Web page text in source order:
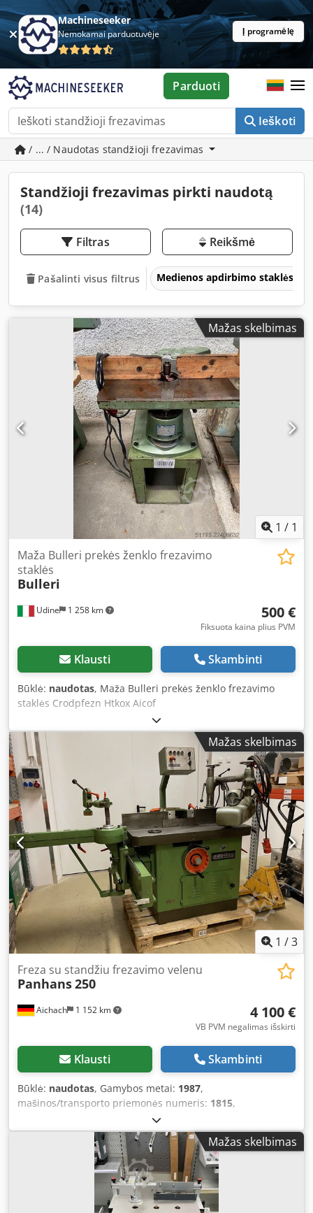
Machineseeker
Nemokamai parduotuvėje Į programėlę
Ieškoti
Parduoti
/ ... / Naudotas standžioji frezavimas
Standžioji frezavimas pirkti naudotą
(14)
Filtras Reikšmė
Pašalinti visus filtrus Medienos apdirbimo staklės
Mažas skelbimas
1 / 1
Udine 1 258 km
Maža Bulleri prekės ženklo frezavimo
staklės
Bulleri
500 €
Fiksuota kaina plius PVM
Klausti Skambinti
Būklė: naudotas, Maža Bulleri prekės ženklo frezavimo
staklės Crodpfezn Htkox Aicof
Mažas skelbimas
1 /3
Aichach 1 152 km
Freza su standžiu frezavimo velenu
Panhans250
4 100 €
VB PVM negalimas išskirti
Klausti Skambinti
Būklė: naudotas, Gamybos metai: 1987,
mašinos/transporto priemonės numeris: 1815,
visiškai funkcionalus
AG), Nusiurbimo ir griovimo stalas su atrama, valdymo
pultas viršuje, Elu padavimo įrenginys, pagaminta 1987 m.,
4 sukimosi greičiai: 3000/4500/6000/9000 aps./min su
poliusų keitimo varikliu, žvaigždės-trikampio paleidimas,
dešinės/kairės apsisukimai, avarinis išjungiklis.
Csdpezizipsfx Aicerf
Mažas skelbimas